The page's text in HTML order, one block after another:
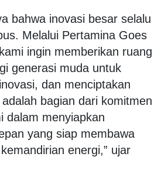
bahwa inovasi besar selalu
Melalui Pertamina Goes
ingin memberikan ruang
generasi muda untuk
dan menciptakan
bagian dari komitmen
dalam menyiapkan
yang siap membawa
energi,” ujar